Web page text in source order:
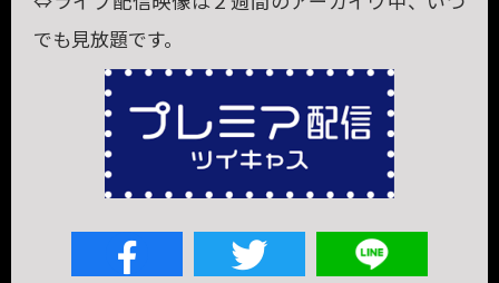
でも見放題です。